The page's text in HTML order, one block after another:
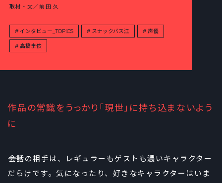
取材・文／前田 久
インタビュー_TOPICS スナックバス江 声優
高橋李依
作品の常識をうっかり「現世」に持ち込まないよう
に
――会話の相手は、レギュラーもゲストも濃いキャラクター
だらけです。気になったり、好きなキャラクターはいま